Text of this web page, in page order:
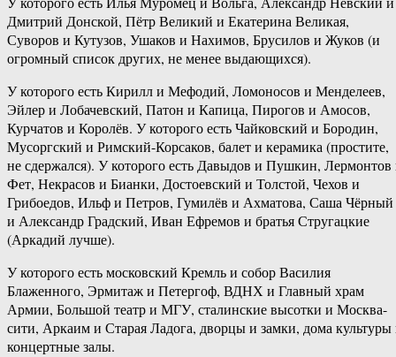
Дмитрий Донской, Пётр Великий и Екатерина Великая,
Суворов и Кутузов, Ушаков и Нахимов, Брусилов и Жуков (и
огромный список других, не менее выдающихся).
У которого есть Кирилл и Мефодий, Ломоносов и Менделеев,
Эйлер и Лобачевский, Патон и Капица, Пирогов и Амосов,
Курчатов и Королёв. У которого есть Чайковский и Бородин,
Мусоргский и Римский-Корсаков, балет и керамика (простите,
не сдержался). У которого есть Давыдов и Пушкин, Лермонтов
Фет, Некрасов и Бианки, Достоевский и Толстой, Чехов и
Грибоедов, Ильф и Петров, Гумилёв и Ахматова, Саша Чёрный
и Александр Градский, Иван Ефремов и братья Стругацкие
(Аркадий лучше).
У которого есть московский Кремль и собор Василия
Блаженного, Эрмитаж и Петергоф, ВДНХ и Главный храм
Армии, Большой театр и МГУ, сталинские высотки и Москва-
сити, Аркаим и Старая Ладога, дворцы и замки, дома культуры
концертные залы.